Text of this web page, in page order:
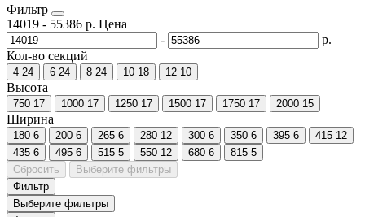
Фильтр
14019 - 55386 р. Цена
-
р.
Кол-во секций
4 24 6 24 8 24 10 18 12 10
Высота
750 17 1000 17 1250 17 1500 17 1750 17 2000 15
Ширина
180 6 200 6 265 6 280 12 300 6 350 6 395 6 415 12
435 6 495 6 515 5 550 12 680 6 815 5
Сбросить
Выберите фильтры
Фильтр
Выберите фильтры